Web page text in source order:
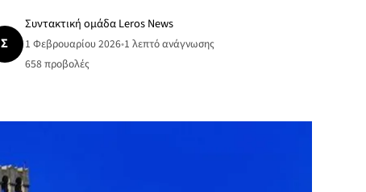
Σ
Συντακτική ομάδα Leros News
1 Φεβρουαρίου 2026•1 λεπτό ανάγνωσης
658 προβολές